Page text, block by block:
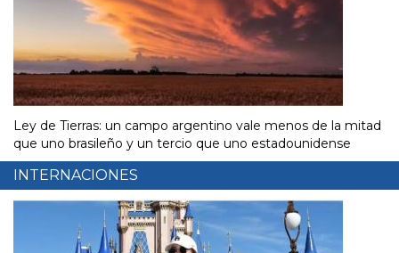
Ley de Tierras: un campo argentino vale menos de la mitad
que uno brasileño y un tercio que uno estadounidense
INTERNACIONES